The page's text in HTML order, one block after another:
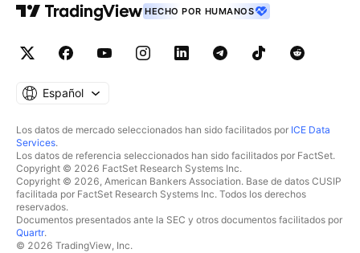
HECHO POR HUMANOS
Español
Los datos de mercado seleccionados han sido facilitados por ICE Data
Services.
Los datos de referencia seleccionados han sido facilitados por FactSet.
Copyright © 2026 FactSet Research Systems Inc.
Copyright © 2026, American Bankers Association. Base de datos CUSIP
facilitada por FactSet Research Systems Inc. Todos los derechos
reservados.
Documentos presentados ante la SEC y otros documentos facilitados por
Quartr.
© 2026 TradingView, Inc.